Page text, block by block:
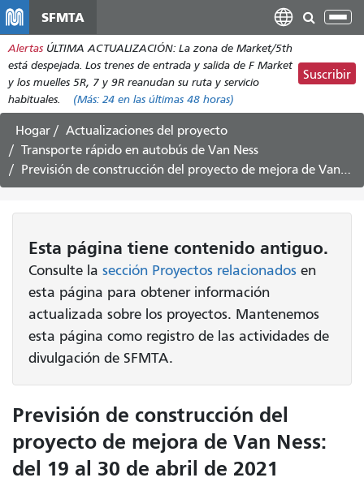
contenido
principal
SFMTA
Alertas ÚLTIMA ACTUALIZACIÓN: La zona de Market/5th
está despejada. Los trenes de entrada y salida de F Market
y los muelles 5R, 7 y 9R reanudan su ruta y servicio
habituales.
(Más: 24 en las últimas 48 horas)
Suscribir
Hogar
Actualizaciones del proyecto
Transporte rápido en autobús de Van Ness
Previsión de construcción del proyecto de mejora de Van Ness: del 19 al 30 de abril de 2021
Esta página tiene contenido antiguo.
Consulte la sección Proyectos relacionados en
esta página para obtener información
actualizada sobre los proyectos. Mantenemos
esta página como registro de las actividades de
divulgación de SFMTA.
Previsión de construcción del
proyecto de mejora de Van Ness:
del 19 al 30 de abril de 2021